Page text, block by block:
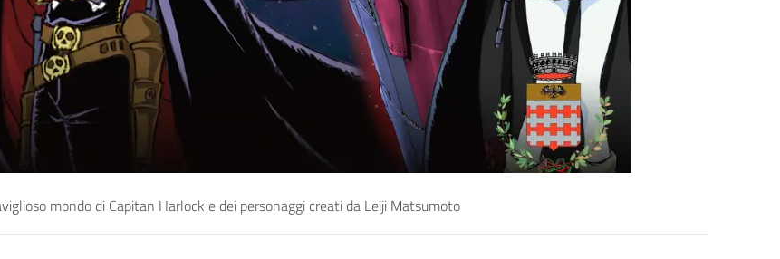
mondo di Capitan Harlock e dei personaggi creati da Leiji Matsumoto